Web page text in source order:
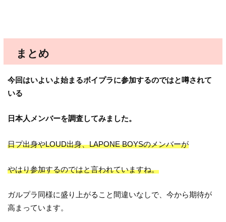
まとめ
今回はいよいよ始まるボイプラに参加するのではと噂されて
いる
日本人メンバーを調査してみました。
日プ出身やLOUD出身、LAPONE BOYSのメンバーが
やはり参加するのではと言われていますね。
ガルプラ同様に盛り上がること間違いなしで、今から期待が
高まっています。